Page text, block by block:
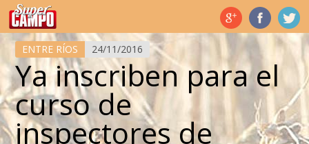
Temas de hoy
ENTRE RÍOS 24/11/2016
Ya inscriben para el
curso de
inspectores de